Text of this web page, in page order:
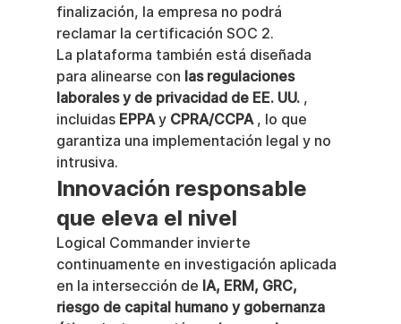
finalización, la empresa no podrá
reclamar la certificación SOC 2.
La plataforma también está diseñada
para alinearse con las regulaciones
laborales y de privacidad de EE. UU. ,
incluidas EPPA y CPRA/CCPA , lo que
garantiza una implementación legal y no
intrusiva.
Innovación responsable
que eleva el nivel
Logical Commander invierte
continuamente en investigación aplicada
en la intersección de IA, ERM, GRC,
riesgo de capital humano y gobernanza